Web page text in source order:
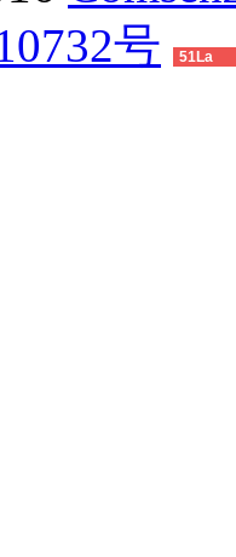
号
51La